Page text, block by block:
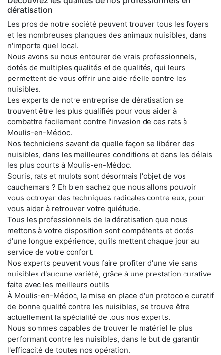
dératisation
Les pros de notre société peuvent trouver tous les foyers
et les nombreuses planques des animaux nuisibles, dans
n'importe quel local.
Nous avons su nous entourer de vrais professionnels,
dotés de multiples qualités et de qualités, qui leurs
permettent de vous offrir une aide réelle contre les
nuisibles.
Les experts de notre entreprise de dératisation se
trouvent être les plus qualifiés pour vous aider à
combattre facilement contre l'invasion de ces rats à
Moulis-en-Médoc.
Nos techniciens savent de quelle façon se libérer des
nuisibles, dans les meilleures conditions et dans les délais
les plus courts à Moulis-en-Médoc.
Souris, rats et mulots sont désormais l'objet de vos
cauchemars ? Eh bien sachez que nous allons pouvoir
vous octroyer des techniques radicales contre eux, pour
vous aider à retrouver votre quiétude.
Tous les professionnels de la dératisation que nous
mettons à votre disposition sont compétents et dotés
d'une longue expérience, qu'ils mettent chaque jour au
service de votre confort.
Nos experts peuvent vous faire profiter d'une vie sans
nuisibles d'aucune variété, grâce à une prestation curative
faite avec les meilleurs outils.
À Moulis-en-Médoc, la mise en place d'un protocole curatif
de bonne qualité contre les nuisibles, se trouve être
actuellement la spécialité de tous nos experts.
Nous sommes capables de trouver le matériel le plus
performant contre les nuisibles, dans le but de garantir
l'efficacité de toutes nos opération.